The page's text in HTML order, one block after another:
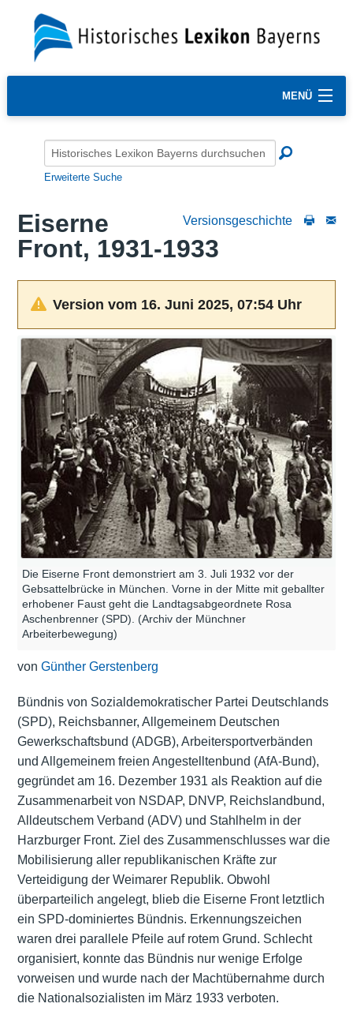
MENÜ
Erweiterte Suche
Versionsgeschichte
Eiserne
Front, 1931-1933
Version vom 16. Juni 2025, 07:54 Uhr
Die Eiserne Front demonstriert am 3. Juli 1932 vor der
Gebsattelbrücke in München. Vorne in der Mitte mit geballter
erhobener Faust geht die Landtagsabgeordnete Rosa
Aschenbrenner (SPD). (Archiv der Münchner
Arbeiterbewegung)
von Günther Gerstenberg
Bündnis von Sozialdemokratischer Partei Deutschlands
(SPD), Reichsbanner, Allgemeinem Deutschen
Gewerkschaftsbund (ADGB), Arbeitersportverbänden
und Allgemeinem freien Angestelltenbund (AfA-Bund),
gegründet am 16. Dezember 1931 als Reaktion auf die
Zusammenarbeit von NSDAP, DNVP, Reichslandbund,
Alldeutschem Verband (ADV) und Stahlhelm in der
Harzburger Front. Ziel des Zusammenschlusses war die
Mobilisierung aller republikanischen Kräfte zur
Verteidigung der Weimarer Republik. Obwohl
überparteilich angelegt, blieb die Eiserne Front letztlich
ein SPD-dominiertes Bündnis. Erkennungszeichen
waren drei parallele Pfeile auf rotem Grund. Schlecht
organisiert, konnte das Bündnis nur wenige Erfolge
vorweisen und wurde nach der Machtübernahme durch
die Nationalsozialisten im März 1933 verboten.